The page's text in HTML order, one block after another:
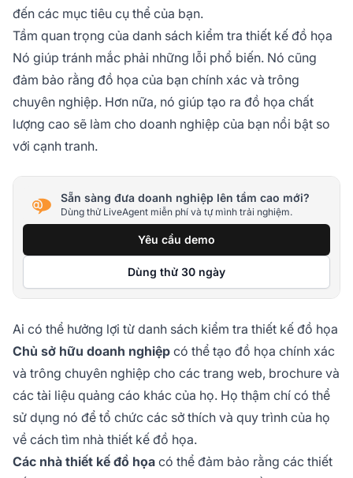
đến các mục tiêu cụ thể của bạn.
Tầm quan trọng của danh sách kiểm tra thiết kế đồ họa
Nó giúp tránh mắc phải những lỗi phổ biến. Nó cũng
đảm bảo rằng đồ họa của bạn chính xác và trông
chuyên nghiệp. Hơn nữa, nó giúp tạo ra đồ họa chất
lượng cao sẽ làm cho doanh nghiệp của bạn nổi bật so
với cạnh tranh.
Sẵn sàng đưa doanh nghiệp lên tầm cao mới?
Dùng thử LiveAgent miễn phí và tự mình trải nghiệm.
Yêu cầu demo
Dùng thử 30 ngày
Ai có thể hưởng lợi từ danh sách kiểm tra thiết kế đồ họa
Chủ sở hữu doanh nghiệp có thể tạo đồ họa chính xác
và trông chuyên nghiệp cho các trang web, brochure và
các tài liệu quảng cáo khác của họ. Họ thậm chí có thể
sử dụng nó để tổ chức các sở thích và quy trình của họ
về cách tìm nhà thiết kế đồ họa.
Các nhà thiết kế đồ họa có thể đảm bảo rằng các thiết